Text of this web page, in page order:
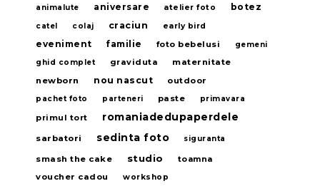
animalute
aniversare atelier foto botez
catel colaj craciun early bird
eveniment familie foto bebelusi
gemeni
ghid complet
graviduta
maternitate
newborn
nou nascut outdoor
pachet foto parteneri paste primavara
primul tort romaniadedupaperdele
sarbatori sedinta foto siguranta
smash the cake studio toamna
voucher cadou workshop